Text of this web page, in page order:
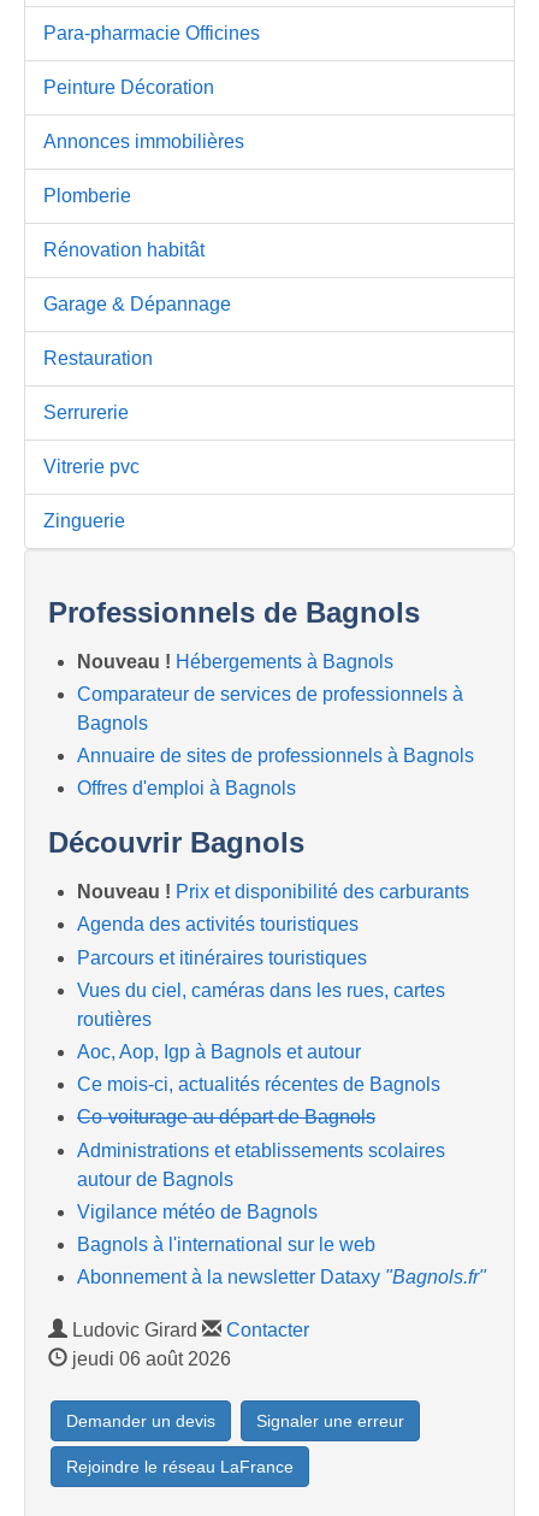
Para-pharmacie Officines
Peinture Décoration
Annonces immobilières
Plomberie
Rénovation habitât
Garage & Dépannage
Restauration
Serrurerie
Vitrerie pvc
Zinguerie
Professionnels de Bagnols
Nouveau ! Hébergements à Bagnols
Comparateur de services de professionnels à
Bagnols
Annuaire de sites de professionnels à Bagnols
Offres d'emploi à Bagnols
Découvrir Bagnols
Nouveau ! Prix et disponibilité des carburants
Agenda des activités touristiques
Parcours et itinéraires touristiques
Vues du ciel, caméras dans les rues, cartes
routières
Aoc, Aop, Igp à Bagnols et autour
Ce mois-ci, actualités récentes de Bagnols
Co-voiturage au départ de Bagnols
Administrations et etablissements scolaires
autour de Bagnols
Vigilance météo de Bagnols
Bagnols à l'international sur le web
Abonnement à la newsletter Dataxy "Bagnols.fr"
Ludovic Girard
Contacter
jeudi 06 août 2026
Demander un devis Signaler une erreur
Rejoindre le réseau LaFrance